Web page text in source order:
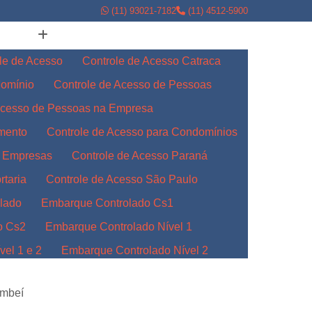
(11) 93021-7182 (11) 4512-5900
de Acesso
Controle de Acesso Catraca
Controle de Acesso de Pessoas
de Pessoas na Empresa
Controle de Acesso para Condomínios
Controle de Acesso Paraná
Controle de Acesso São Paulo
Embarque Controlado Cs1
Cs2
Embarque Controlado Nível 1
1 e 2
Embarque Controlado Nível 2